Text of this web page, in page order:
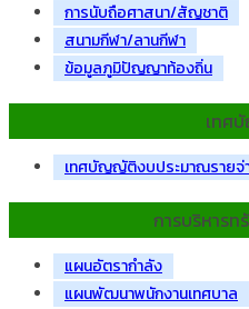
การนับถือศาสนา/สัญชาติ
สนามกีฬา/ลานกีฬา
ข้อมูลภูมิปัญญาท้องถิ่น
เทศ
เทศบัญญัติงบประมาณรายจ่
การบริหาร
แผนอัตรากำลัง
แผนพัฒนาพนักงานเทศบาล